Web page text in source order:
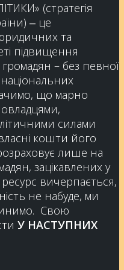
(стратегія
‒ це
та
підвищення
громадян – без певної
національних
що марно
силами
кошти його
лише на
зацікавлених у
вичерпається,
не набуде, ми
Свою
У НАСТУПНИХ